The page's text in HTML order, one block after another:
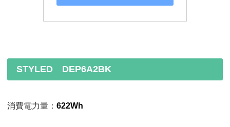
STYLED DEP6A2BK
消費電力量： 622Wh